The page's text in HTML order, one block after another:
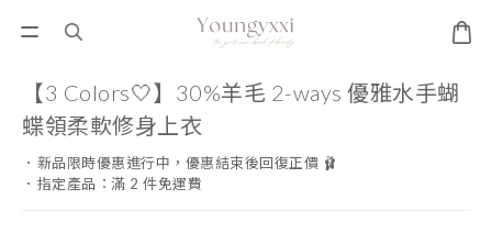
【3 Colors🤍】30%羊毛 2-ways 優雅水手蝴
蝶領柔軟修身上衣
．新品限時優惠進行中，優惠結束後回復正價 🩰
．指定產品：滿 2 件免運費